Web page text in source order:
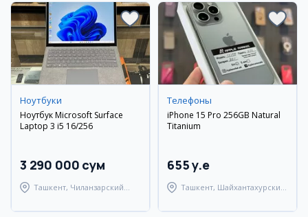
Ноутбуки
Ноутбук Microsoft Surface
Laptop 3 i5 16/256
3 290 000 сум
Ташкент, Чиланзарский
Телефоны
iPhone 15 Pro 256GB Natural
Titanium
655 y.e
Ташкент, Шайхантахурский